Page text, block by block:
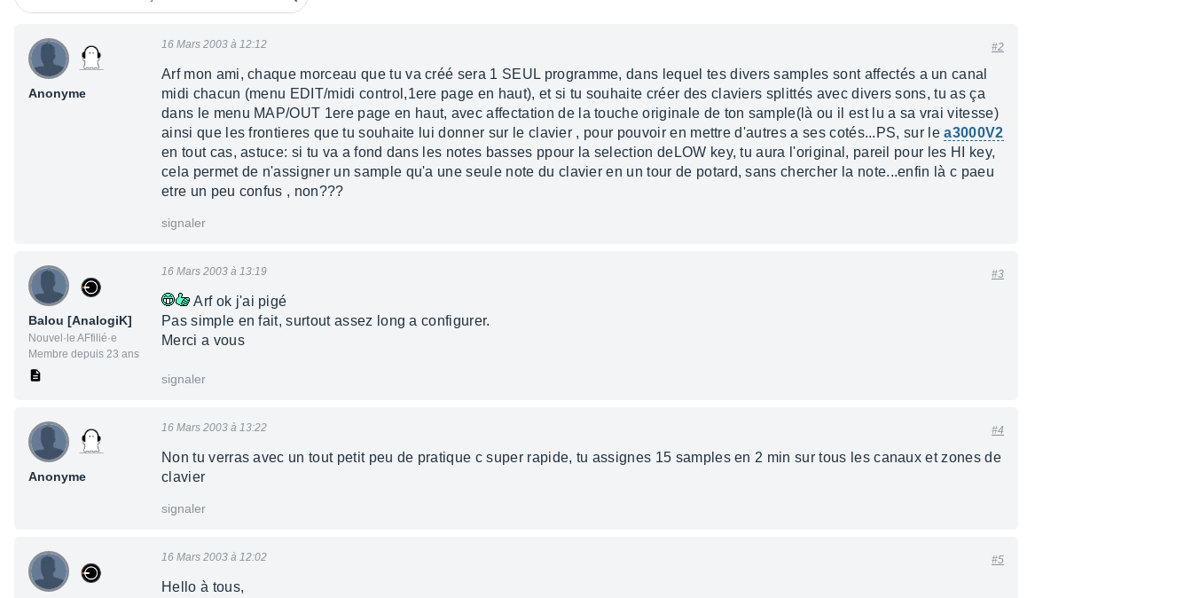
Anonyme
16 Mars 2003 à 12:12 #2
Arf mon ami, chaque morceau que tu va créé sera 1 SEUL programme, dans lequel tes divers samples sont affectés a un canal
midi chacun (menu EDIT/midi control,1ere page en haut), et si tu souhaite créer des claviers splittés avec divers sons, tu as ça
dans le menu MAP/OUT 1ere page en haut, avec affectation de la touche originale de ton sample(là ou il est lu a sa vrai vitesse)
ainsi que les frontieres que tu souhaite lui donner sur le clavier , pour pouvoir en mettre d'autres a ses cotés...PS, sur lea3000V2
en tout cas, astuce: si tu va a fond dans les notes basses ppour la selection deLOW key, tu aura l'original, pareil pour les HI key,
cela permet de n'assigner un sample qu'a une seule note du clavier en un tour de potard, sans chercher la note...enfin là c paeu
etre un peu confus , non???
signaler
Balou [AnalogiK]
Nouvel·le AFfilié·e
Membre depuis 23 ans
16 Mars 2003 à 13:19 #3
Arf ok j'ai pigé
Pas simple en fait, surtout assez long a configurer.
Merci a vous
signaler
Anonyme
16 Mars 2003 à 13:22 #4
Non tu verras avec un tout petit peu de pratique c super rapide, tu assignes 15 samples en 2 min sur tous les canaux et zones de
clavier
signaler
16 Mars 2003 à 12:02 #5
Hello à tous,